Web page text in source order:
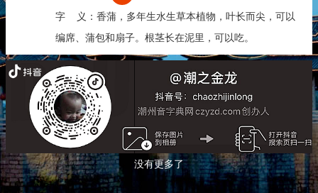
字 义：香蒲，多年生水生草本植物，叶长而尖，可以
编席、蒲包和扇子。根茎长在泥里，可以吃。
没有更多了